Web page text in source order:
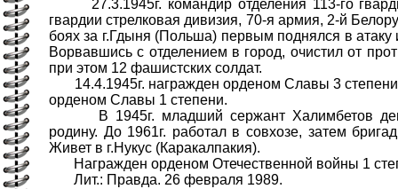
27.3.1945г. командир отделения 113-го
гвардии стрелковая дивизия, 70-я армия, 2-й
боях за г.Гдыня (Польша) первым поднялся в атаку
Ворвавшись с отделением в город, очистил от
при этом 12 фашистских солдат.
14.4.1945г. награжден орденом Славы 3
орденом Славы 1 степени.
В 1945г. младший сержант Халимбетов
родину. До 1961г. работал в совхозе, затем
Живет в г.Нукус (Каракалпакия).
Награжден орденом Отечественной войны 1
Лит.: Правда. 26 февраля 1989.